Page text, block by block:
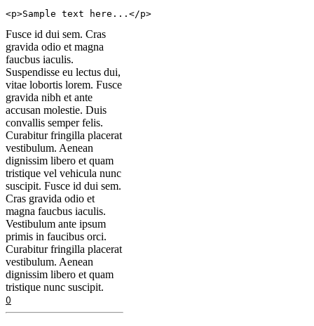
<p>Sample text here...</p>
Fusce id dui sem. Cras
gravida odio et magna
faucbus iaculis.
Suspendisse eu lectus dui,
vitae lobortis lorem. Fusce
gravida nibh et ante
accusan molestie. Duis
convallis semper felis.
Curabitur fringilla placerat
vestibulum. Aenean
dignissim libero et quam
tristique vel vehicula nunc
suscipit. Fusce id dui sem.
Cras gravida odio et
magna faucbus iaculis.
Vestibulum ante ipsum
primis in faucibus orci.
Curabitur fringilla placerat
vestibulum. Aenean
dignissim libero et quam
tristique nunc suscipit.
0